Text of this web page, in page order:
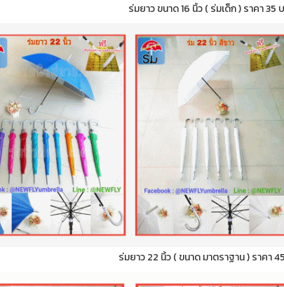
ร่มยาว ขนาด 16 นิ้ว ( ร่มเด็ก ) ราคา 35
ร่มยาว 22 นิ้ว ( ขนาด มาตราฐาน ) ราคา